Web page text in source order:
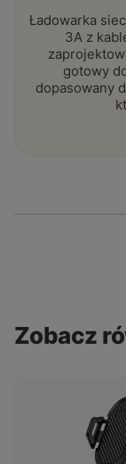
Ładowarka
3A z
gotowy
dopasowany
Zobacz